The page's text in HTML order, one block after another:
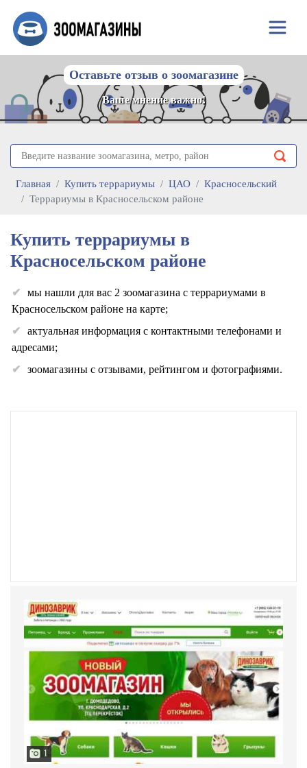
Оставьте отзыв о зоомагазине
Ваше мнение важно!
Главная Купить террариумы ЦАО
Красносельский
Террариумы в Красносельском районе
Купить террариумы в
Красносельском районе
мы нашли для вас 2 зоомагазина с террариумами в
Красносельском районе на карте;
актуальная информация с контактными телефонами и
адресами;
зоомагазины с отзывами, рейтингом и фотографиями.
1